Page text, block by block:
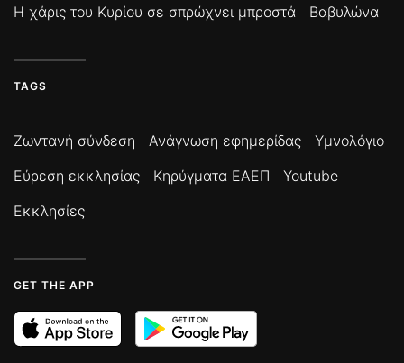
Η χάρις του Κυρίου σε σπρώχνει μπροστά
Βαβυλώνα
TAGS
Ζωντανή σύνδεση Ανάγνωση εφημερίδας
Υμνολόγιο
Εύρεση εκκλησίας
Κηρύγματα ΕΑΕΠ
Youtube
Εκκλησίες
GET THE APP